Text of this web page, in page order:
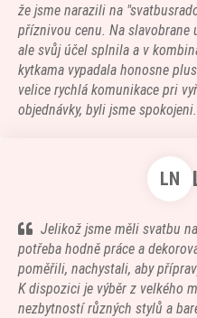
že jsme narazili na
příznivou cenu. Na slavobrane
ale svůj účel splnila a v
kytkama vypadala honosne
velice rychlá komunikace pri
objednávky, byli jsme spokojeni.
LN
Jelikož jsme měli svatbu
potřeba hodně práce a
poměřili, nachystali, aby
K dispozici je výběr z velkého
nezbytností různých stylů a